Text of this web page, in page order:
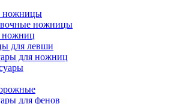
ножницы
ножницы
для левши
для ножниц
для фенов